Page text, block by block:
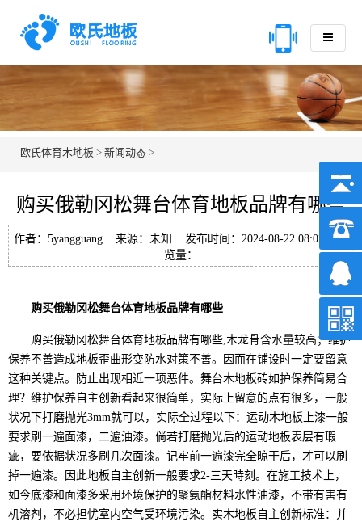
欧氏体育木地板 > 新闻动态 >
购买俄勒冈松舞台体育地板品牌有哪些
作者：5yangguang 来源：未知 发布时间：2024-08-22 08:02 浏
览量：
购买俄勒冈松舞台体育地板品牌有哪些
购买俄勒冈松舞台体育地板品牌有哪些,木龙骨含水量较高；维护
保养不善造成地板歪曲形变防水对策不善。因而在铺设时一定要留意
这种关键点。防止出现相近一项恶件。舞台木地板砖如护保养简易合
理？维护保养自主创新看起来很简单，实际上留意的点有很多，一般
状况下打磨抛光3mm就可以，实际全过程以下：运动木地板上漆一般
要求刷一遍面漆，二遍油漆。倘若打磨抛光后的运动地板表层有瑕
疵，要依据状况多刷几次面漆。记牢前一遍漆完全晾干后，才可以刷
掉一遍漆。因此地板自主创新一般要求2-三天時刻。在施工技术上，
如今底漆和面漆多采用环境保护的聚氨酯材料水性油漆，不带有害有
机溶剂，不必担忧室内空气受环境污染。实木地板自主创新标准：并